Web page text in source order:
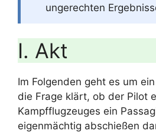
ungerechten
I. Akt
Im Folgenden geht es um
die Frage klärt, ob der Pilot
Kampfflugzeuges ein
eigenmächtig abschießen